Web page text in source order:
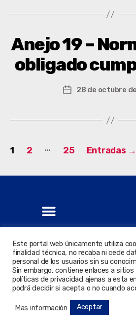
Anejo 19 –
obligado
28 de octubre
1 2 … 25 Entradas →
© 2022 Todos los derechos
Nuevas
Este portal web únicamente utiliza
finalidad técnica, no recaba ni cede
personal de los usuarios sin su
Sin embargo, contiene enlaces a
políticas de privacidad ajenas a esta
podrá decidir si acepta o no cuando
Mas información Aceptar